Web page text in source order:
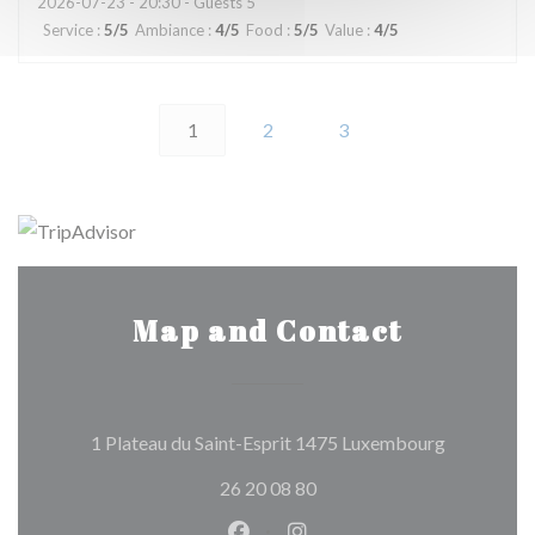
Service : 5/5 Ambiance : 4/5 Food : 5/5 Value : 4/5
1 2 3
Map and Contact
1 Plateau du Saint-Esprit 1475 Luxembourg((opens in
26 20 08 80